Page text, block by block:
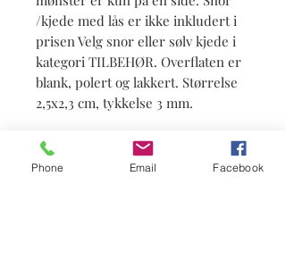
/kjede med lås er ikke inkludert i
prisen Velg snor eller sølv kjede i
kategori TILBEHØR. Overflaten er
blank, polert og lakkert. Størrelse
2,5x2,3 cm, tykkelse 3 mm.
Info
Phone Email Facebook